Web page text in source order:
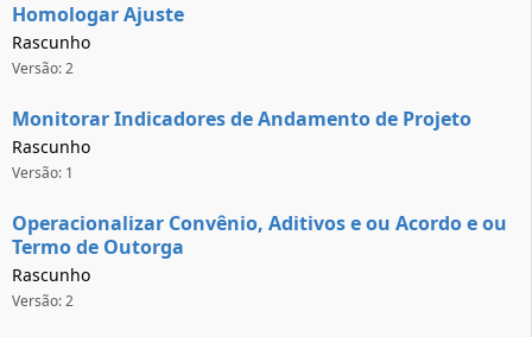
Homologar Ajuste
Rascunho
Versão: 2
Monitorar Indicadores de Andamento de Projeto
Rascunho
Versão: 1
Operacionalizar Convênio, Aditivos e ou Acordo e ou
Termo de Outorga
Rascunho
Versão: 2